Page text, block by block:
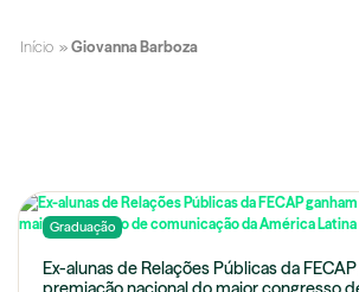
Início » Giovanna Barboza
Graduação
Ex-alunas de Relações Públicas da